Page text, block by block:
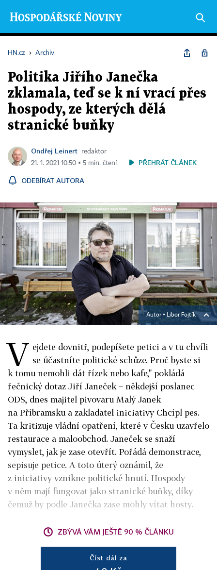
HN.cz › Archiv
Politika Jiřího Janečka
zklamala, teď se k ní vrací přes
hospody, ze kterých dělá
stranické buňky
Ondřej Leinert
redaktor
21. 1. 2021 10:50 ▪ 5 min. čtení
PŘEHRÁT ČLÁNEK
ODEBÍRAT AUTORA
Autor ▪ Libor Fojtík
V ejdete dovnitř, podepíšete petici a v tu chvíli
se účastníte politické schůze. Proč byste si
k tomu nemohli dát řízek nebo kafe," pokládá
řečnický dotaz Jiří Janeček − někdejší poslanec
ODS, dnes majitel pivovaru Malý Janek
na Příbramsku a zakladatel iniciativy Chcípl pes.
Ta kritizuje vládní opatření, které v Česku uzavřelo
restaurace a maloobchod. Janeček se snaží
vymyslet, jak je zase otevřít. Pořádá demonstrace,
sepisuje petice. A toto úterý oznámil, že
z iniciativy vznikne politické hnutí. Hospody
v něm mají fungovat jako stranické buňky, díky
čemuž by podle Janečka zase mohly vítat hosty.
ZBÝVÁ VÁM JEŠTĚ 90 % ČLÁNKU
Číst dál za